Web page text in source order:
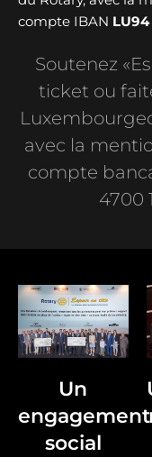
compte IBAN LU94
Soutenez
ticket ou
avec la
compte
4700
Un
engagement
social